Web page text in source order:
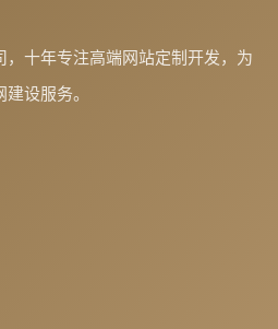
十年专注高端网站定制开发，为
设服务。